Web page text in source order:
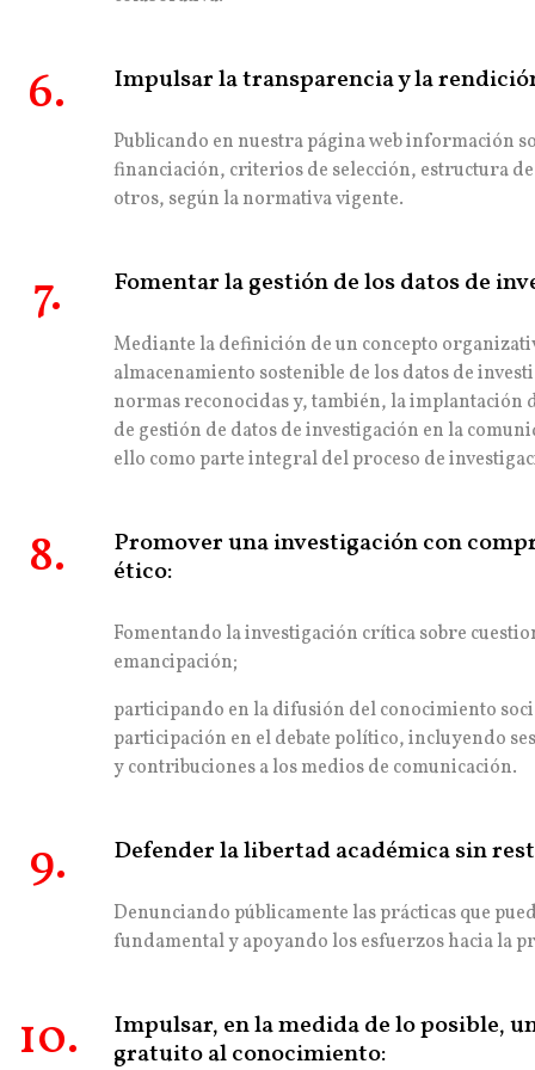
6. Impulsar la transparencia y la
Publicando en nuestra página web información
financiación, criterios de selección, estructura
otros, según la normativa vigente.
7. Fomentar la gestión de los datos de
Mediante la definición de un concepto
almacenamiento sostenible de los datos de
normas reconocidas y, también, la implantación
de gestión de datos de investigación en la
ello como parte integral del proceso de
8.
Promover una investigación con
ético:
Fomentando la investigación crítica sobre
emancipación;
participando en la difusión del conocimiento
participación en el debate político, incluyendo
y contribuciones a los medios de comunicación.
9. Defender la libertad académica sin
Denunciando públicamente las prácticas que
fundamental y apoyando los esfuerzos hacia la
10.
Impulsar, en la medida de lo posible,
gratuito al conocimiento: